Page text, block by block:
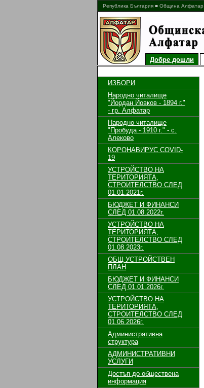
Република България ■ Община Алфатар
Добре дошли
ИЗБОРИ
Народно читалище
"Йордан Йовков - 1894 г."
- гр. Алфатар
Народно читалище
"Пробуда - 1910 г." - с.
Алеково
КОРОНАВИРУС COVID-
19
УСТРОЙСТВО НА
ТЕРИТОРИЯТА,
СТРОИТЕЛСТВО СЛЕД
01.01.2021г.
БЮДЖЕТ И ФИНАНСИ
СЛЕД 01.08.2022г.
УСТРОЙСТВО НА
ТЕРИТОРИЯТА,
СТРОИТЕЛСТВО СЛЕД
01.08.2023г.
ОБЩ УСТРОЙСТВЕН
ПЛАН
БЮДЖЕТ И ФИНАНСИ
СЛЕД 01.01.2026г.
УСТРОЙСТВО НА
ТЕРИТОРИЯТА,
СТРОИТЕЛСТВО СЛЕД
01.06.2026г.
Административна
структура
АДМИНИСТРАТИВНИ
УСЛУГИ
Достъп до обществена
информация